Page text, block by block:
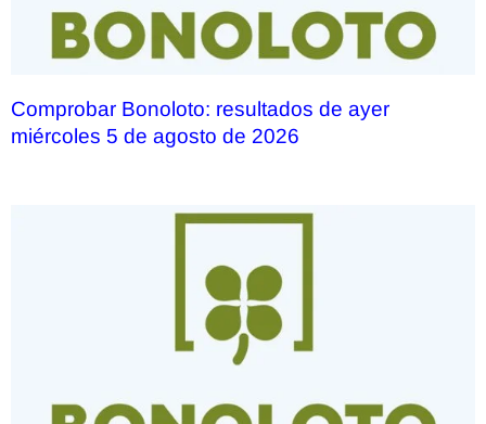
Comprobar Bonoloto: resultados de ayer
miércoles 5 de agosto de 2026